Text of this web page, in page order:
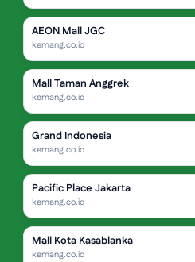
AEON Mall JGC
kemang.co.id
Mall Taman Anggrek
kemang.co.id
Grand Indonesia
kemang.co.id
Pacific Place Jakarta
kemang.co.id
Mall Kota Kasablanka
kemang.co.id